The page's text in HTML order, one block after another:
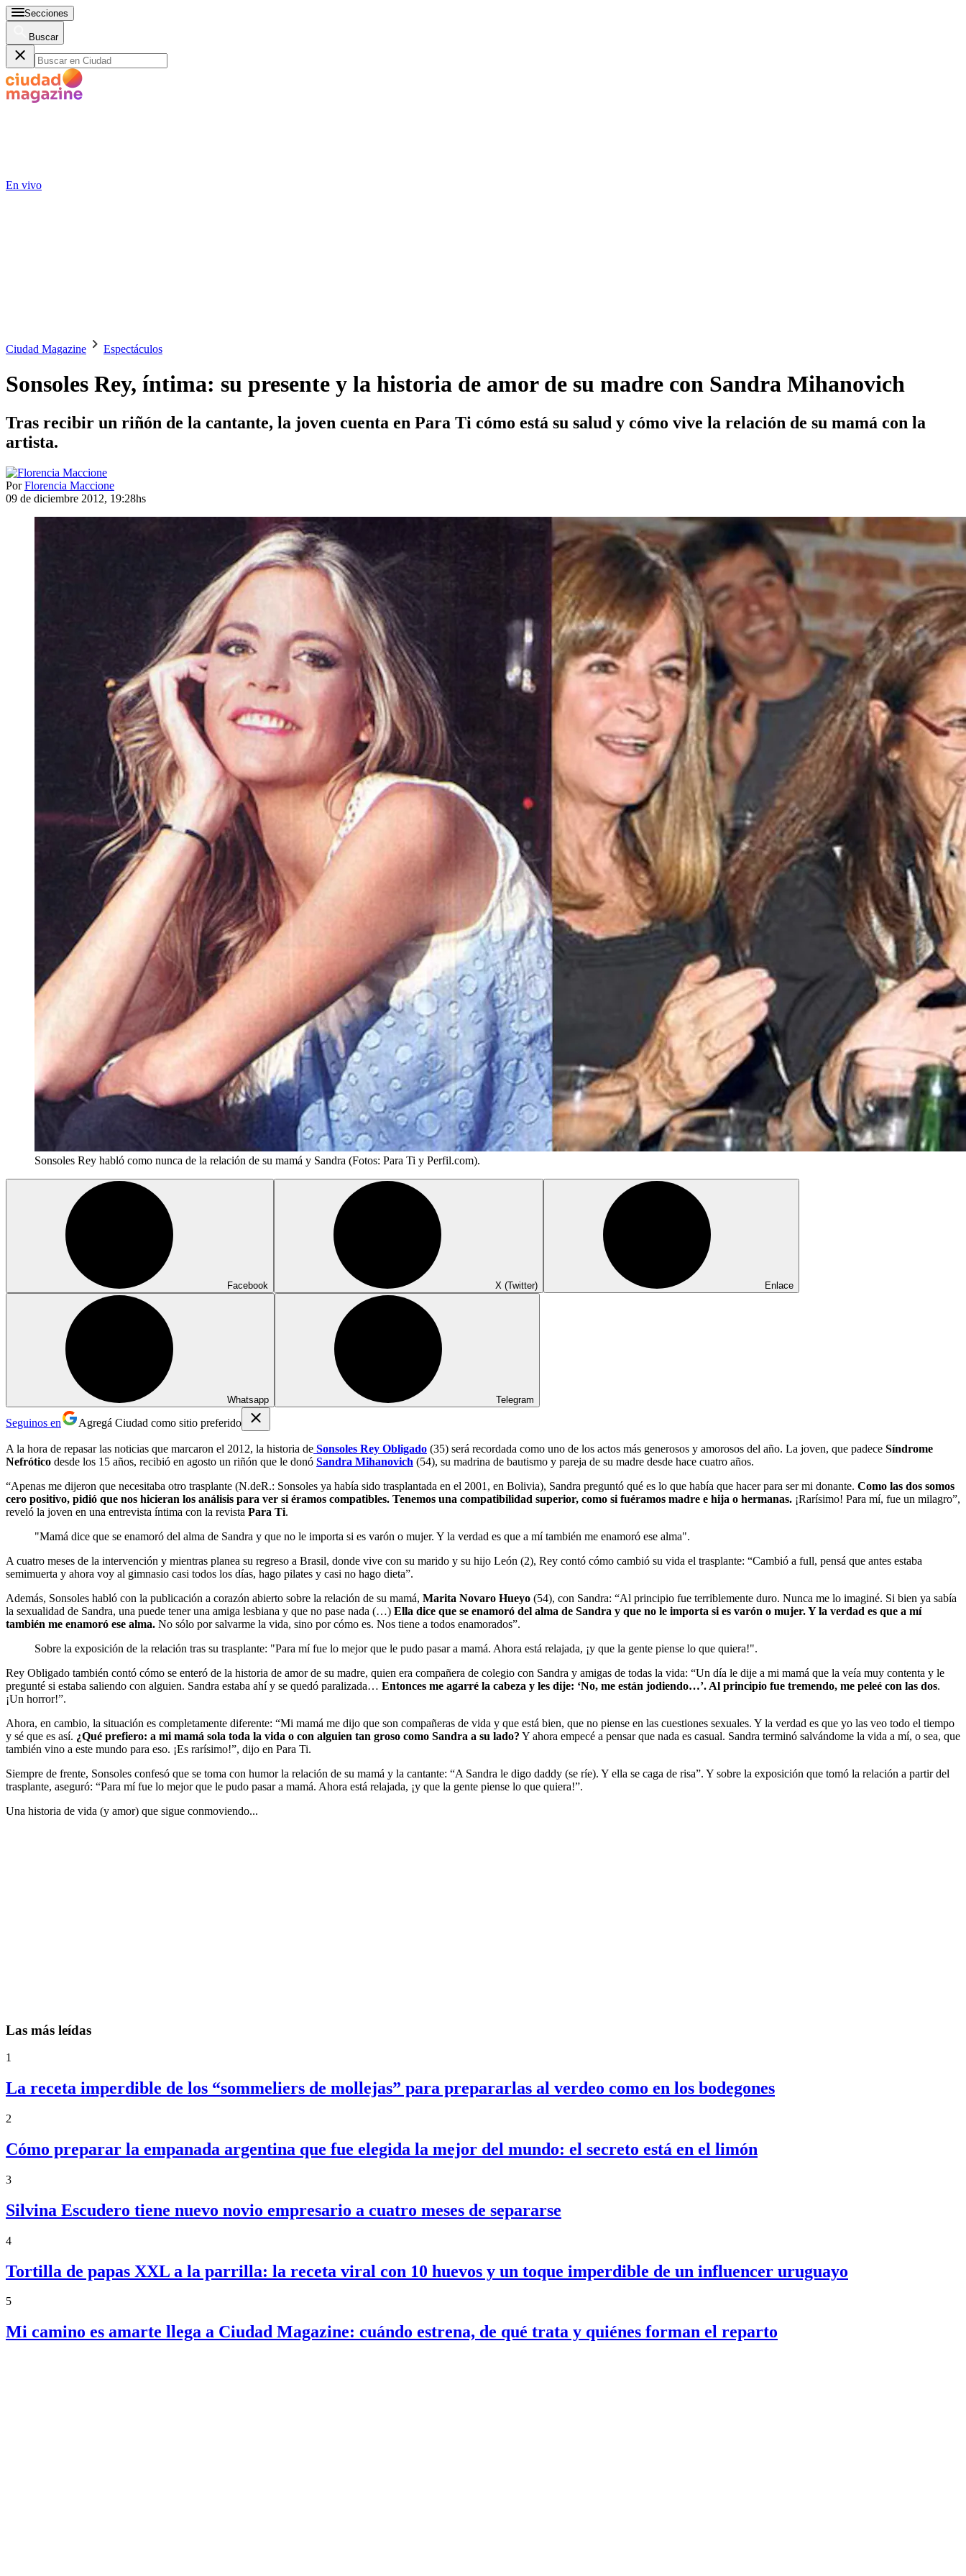
Secciones
Buscar
En vivo
Ciudad Magazine Espectáculos
Sonsoles Rey, íntima: su presente y la historia de amor de su madre con Sandra Mihanovich
Tras recibir un riñón de la cantante, la joven cuenta en Para Ti cómo está su salud y cómo vive la relación de su mamá con la
artista.
PorFlorencia Maccione
09 de diciembre 2012, 19:28hs
Sonsoles Rey habló como nunca de la relación de su mamá y Sandra (Fotos: Para Ti y Perfil.com).
Facebook X (Twitter) Enlace
Whatsapp Telegram
Seguinos en Agregá Ciudad como sitio preferido
A la hora de repasar las noticias que marcaron el 2012, la historia de Sonsoles Rey Obligado (35) será recordada como uno de los actos más generosos y amorosos del año. La joven, que padece Síndrome
Nefrótico desde los 15 años, recibió en agosto un riñón que le donó Sandra Mihanovich (54), su madrina de bautismo y pareja de su madre desde hace cuatro años.
“Apenas me dijeron que necesitaba otro trasplante (N.deR.: Sonsoles ya había sido trasplantada en el 2001, en Bolivia), Sandra preguntó qué es lo que había que hacer para ser mi donante. Como las dos somos
cero positivo, pidió que nos hicieran los análisis para ver si éramos compatibles. Tenemos una compatibilidad superior, como si fuéramos madre e hija o hermanas. ¡Rarísimo! Para mí, fue un milagro”,
reveló la joven en una entrevista íntima con la revista Para Ti.
"Mamá dice que se enamoró del alma de Sandra y que no le importa si es varón o mujer. Y la verdad es que a mí también me enamoró ese alma".
A cuatro meses de la intervención y mientras planea su regreso a Brasil, donde vive con su marido y su hijo León (2), Rey contó cómo cambió su vida el trasplante: “Cambió a full, pensá que antes estaba
semimuerta y ahora voy al gimnasio casi todos los días, hago pilates y casi no hago dieta”.
Además, Sonsoles habló con la publicación a corazón abierto sobre la relación de su mamá, Marita Novaro Hueyo (54), con Sandra: “Al principio fue terriblemente duro. Nunca me lo imaginé. Si bien ya sabía
la sexualidad de Sandra, una puede tener una amiga lesbiana y que no pase nada (…) Ella dice que se enamoró del alma de Sandra y que no le importa si es varón o mujer. Y la verdad es que a mí
también me enamoró ese alma. No sólo por salvarme la vida, sino por cómo es. Nos tiene a todos enamorados”.
Sobre la exposición de la relación tras su trasplante: "Para mí fue lo mejor que le pudo pasar a mamá. Ahora está relajada, ¡y que la gente piense lo que quiera!".
Rey Obligado también contó cómo se enteró de la historia de amor de su madre, quien era compañera de colegio con Sandra y amigas de todas la vida: “Un día le dije a mi mamá que la veía muy contenta y le
pregunté si estaba saliendo con alguien. Sandra estaba ahí y se quedó paralizada… Entonces me agarré la cabeza y les dije: ‘No, me están jodiendo…’. Al principio fue tremendo, me peleé con las dos.
¡Un horror!”.
Ahora, en cambio, la situación es completamente diferente: “Mi mamá me dijo que son compañeras de vida y que está bien, que no piense en las cuestiones sexuales. Y la verdad es que yo las veo todo el tiempo
y sé que es así. ¿Qué prefiero: a mi mamá sola toda la vida o con alguien tan groso como Sandra a su lado? Y ahora empecé a pensar que nada es casual. Sandra terminó salvándome la vida a mí, o sea, que
también vino a este mundo para eso. ¡Es rarísimo!”, dijo en Para Ti.
Siempre de frente, Sonsoles confesó que se toma con humor la relación de su mamá y la cantante: “A Sandra le digo daddy (se ríe). Y ella se caga de risa”. Y sobre la exposición que tomó la relación a partir del
trasplante, aseguró: “Para mí fue lo mejor que le pudo pasar a mamá. Ahora está relajada, ¡y que la gente piense lo que quiera!”.
Una historia de vida (y amor) que sigue conmoviendo...
Las más leídas
1
La receta imperdible de los “sommeliers de mollejas” para prepararlas al verdeo como en los bodegones
2
Cómo preparar la empanada argentina que fue elegida la mejor del mundo: el secreto está en el limón
3
Silvina Escudero tiene nuevo novio empresario a cuatro meses de separarse
4
Tortilla de papas XXL a la parrilla: la receta viral con 10 huevos y un toque imperdible de un influencer uruguayo
5
Mi camino es amarte llega a Ciudad Magazine: cuándo estrena, de qué trata y quiénes forman el reparto